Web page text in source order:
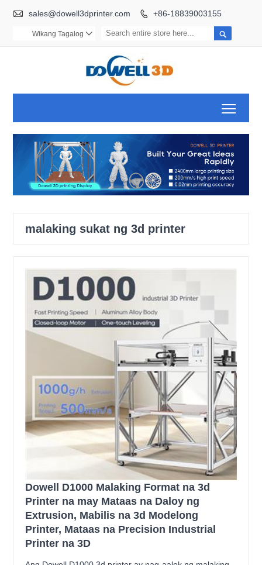
 sales@dowell3dprinter.com  +86-18839003155

Wikang Tagalog 
malaking sukat ng 3d printer
Dowell D1000 Malaking Format na 3d
Printer na may Mataas na Daloy ng
Extrusion, Mabilis na 3d Modelong
Printer, Mataas na Precision Industrial
Printer na 3D